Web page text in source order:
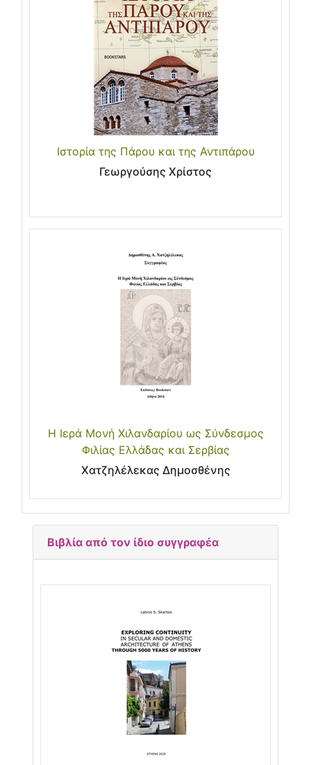
Ιστορία της Πάρου και της Αντιπάρου
Γεωργούσης Χρίστος
Η Ιερά Μονή Χιλανδαρίου ως Σύνδεσμος
Φιλίας Ελλάδας και Σερβίας
Χατζηλέλεκας Δημοσθένης
Βιβλία από τον ίδιο συγγραφέα